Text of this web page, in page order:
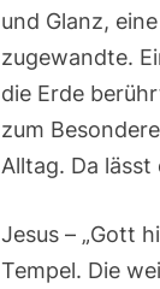
und Glanz,
zugewandte.
die Erde
zum
Alltag. Da
Jesus – „Gott
Tempel. Die